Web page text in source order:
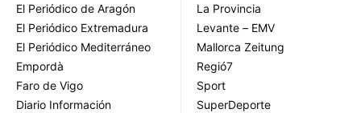
El Periódico de Aragón
El Periódico Extremadura
El Periódico Mediterráneo
Empordà
Faro de Vigo
Diario Información
La Provincia
Levante – EMV
Mallorca Zeitung
Regió7
Sport
SuperDeporte